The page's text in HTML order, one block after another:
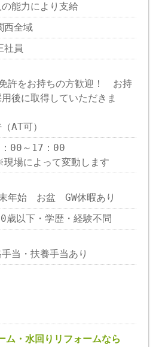
能力により支給
西全域
社員
許をお持ちの方歓迎！ お持
後に取得していただきま
AT可）
00～17：00
場によって変動します
年始 お盆 GW休暇あり
歳以下・学歴・経験不問
当・扶養手当あり
ム・水回りリフォームなら